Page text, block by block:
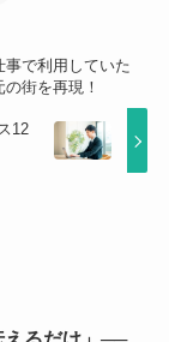
事で利用していた
街を再現！
12